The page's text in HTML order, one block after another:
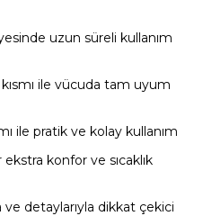
uzun süreli kullanım
ile vücuda tam uyum
ile pratik ve kolay kullanım
konfor ve sıcaklık
detaylarıyla dikkat çekici